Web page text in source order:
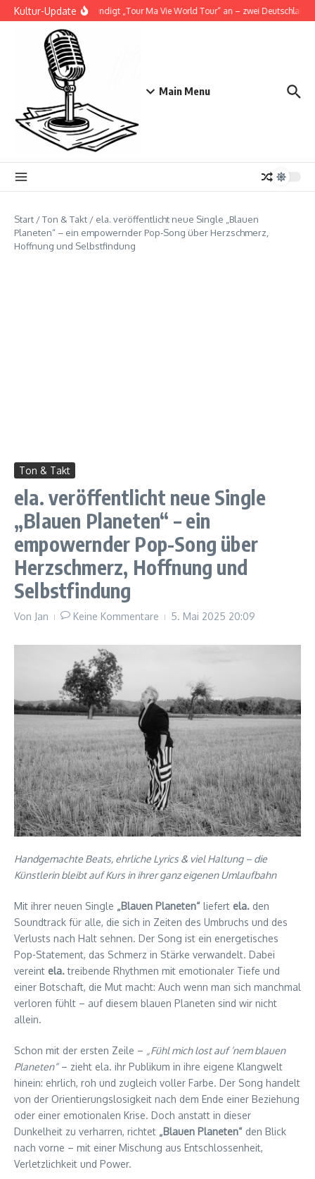
Zum Inhalt springen
Kultur-UpdateDoja Cat kündigt „Tour Ma Vie World Tour“ an – zwei
Main Menu
Start /Ton & Takt / ela. veröffentlicht neue Single „Blauen
Planeten“ – ein empowernder Pop-Song über Herzschmerz,
Hoffnung und Selbstfindung
Ton & Takt
ela. veröffentlicht neue Single
„Blauen Planeten“ – ein
empowernder Pop-Song über
Herzschmerz, Hoffnung und
Selbstfindung
Von Jan Keine Kommentare 5. Mai 2025 20:09
Handgemachte Beats, ehrliche Lyrics & viel Haltung – die
Künstlerin bleibt auf Kurs in ihrer ganz eigenen Umlaufbahn
Mit ihrer neuen Single „Blauen Planeten“ liefert ela. den
Soundtrack für alle, die sich in Zeiten des Umbruchs und des
Verlusts nach Halt sehnen. Der Song ist ein energetisches
Pop-Statement, das Schmerz in Stärke verwandelt. Dabei
vereint ela.treibende Rhythmen mit emotionaler Tiefe und
einer Botschaft, die Mut macht: Auch wenn man sich manchmal
verloren fühlt – auf diesem blauen Planeten sind wir nicht
allein.
Schon mit der ersten Zeile – „Fühl mich lost auf ’nem blauen
Planeten“– zieht ela. ihr Publikum in ihre eigene Klangwelt
hinein: ehrlich, roh und zugleich voller Farbe. Der Song handelt
von der Orientierungslosigkeit nach dem Ende einer Beziehung
oder einer emotionalen Krise. Doch anstatt in dieser
Dunkelheit zu verharren, richtet „Blauen Planeten“ den Blick
nach vorne – mit einer Mischung aus Entschlossenheit,
Verletzlichkeit und Power.